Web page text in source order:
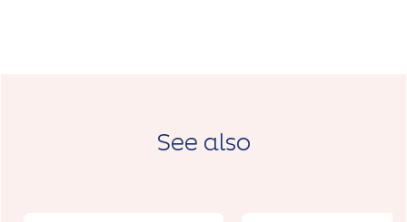
See also